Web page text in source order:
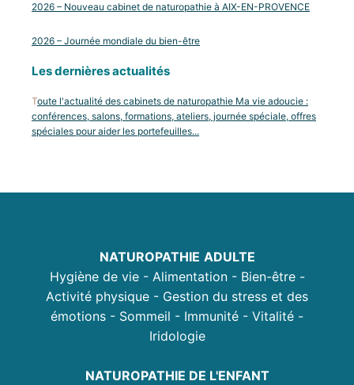
2026 – Nouveau cabinet de naturopathie à AIX-EN-PROVENCE
2026 – Journée mondiale du bien-être
Les dernières actualités
Toute l'actualité des cabinets de naturopathie Ma vie adoucie :
conférences, salons, formations, ateliers, journée spéciale, offres
spéciales pour aider les portefeuilles...
NATUROPATHIE ADULTE
Hygiène de vie - Alimentation - Bien-être -
Activité physique - Gestion du stress et des
émotions - Sommeil - Immunité - Vitalité -
Iridologie
NATUROPATHIE DE L'ENFANT